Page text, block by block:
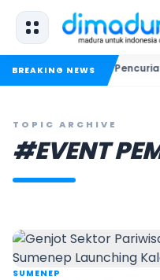
BREAKING NEWS
Dua Pelaku Pencurian
TOPIC ARCHIVE
#EVENT
SUMENEP